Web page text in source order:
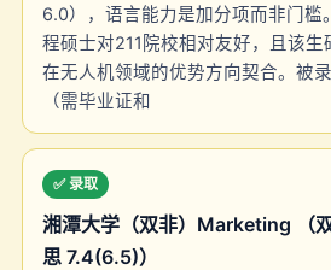
6.0），语言能力是加分项而非门槛
程硕士对211院校相对友好，且该
在无人机领域的优势方向契合。被
（需毕业证和
✅ 录取
湘潭大学（双非）Marketing （
思 7.4(6.5)）